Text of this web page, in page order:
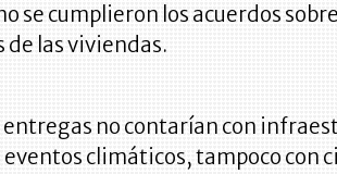
se cumplieron los acuerdos
las viviendas.
entregas no contarían con
climáticos, tampoco con